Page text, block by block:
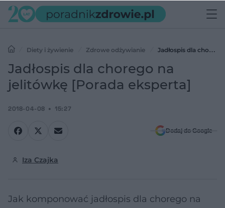
Diety i żywienie Zdrowe odżywianie
Jadłospis dla chorego
na jelitówkę [Porada eksperta]
Jadłospis dla chorego na
jelitówkę [Porada eksperta]
2018-04-08 15:27
Dodaj do Google
Iza Czajka
Jak komponować jadłospis dla chorego na